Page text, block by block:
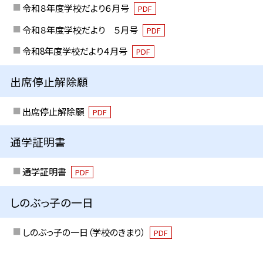
令和８年度学校だより６月号
PDF
令和８年度学校だより ５月号 PDF
令和8年度学校だより４月号 PDF
出席停止解除願
出席停止解除願 PDF
通学証明書
通学証明書 PDF
しのぶっ子の一日
しのぶっ子の一日（学校のきまり） PDF